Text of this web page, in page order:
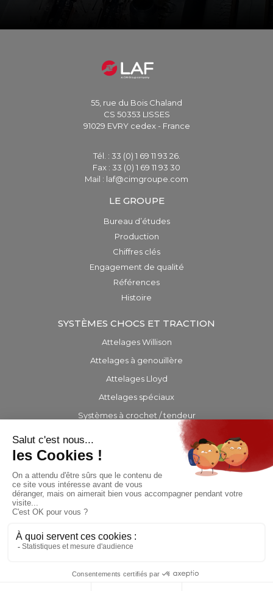
55, rue du Bois Chaland
CS 50353 LISSES
91029 EVRY cedex - France
Tél. : 33 (0) 1 69 11 93 26.
Fax : 33 (0) 1 69 11 93 30
Mail : laf@cimgroupe.com
LE GROUPE
Bureau d’études
Production
Chiffres clés
Engagement de qualité
Références
Histoire
SYSTÈMES CHOCS ET TRACTION
Attelages Willison
Attelages à genouillère
Attelages Lloyd
Attelages spéciaux
Systèmes à crochet / tendeur
EQUIPEMENTS
PRÉSENCE INTERNATIONALE
CONTACT
Promatec Digital